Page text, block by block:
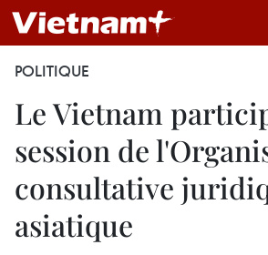
POLITIQUE
Le Vietnam
session de
consultative
asiatique